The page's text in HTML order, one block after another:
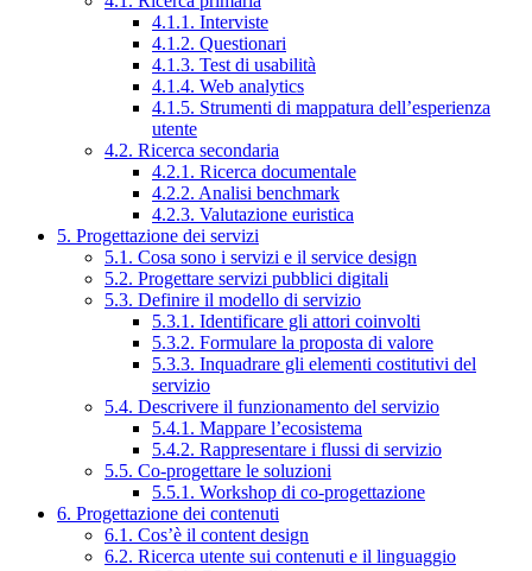
4.1.1. Interviste
4.1.2. Questionari
4.1.3. Test di usabilità
4.1.4. Web analytics
4.1.5. Strumenti di mappatura dell’esperienza
utente
4.2. Ricerca secondaria
4.2.1. Ricerca documentale
4.2.2. Analisi benchmark
4.2.3. Valutazione euristica
5. Progettazione dei servizi
5.1. Cosa sono i servizi e il service design
5.2. Progettare servizi pubblici digitali
5.3. Definire il modello di servizio
5.3.1. Identificare gli attori coinvolti
5.3.2. Formulare la proposta di valore
5.3.3. Inquadrare gli elementi costitutivi del
servizio
5.4. Descrivere il funzionamento del servizio
5.4.1. Mappare l’ecosistema
5.4.2. Rappresentare i flussi di servizio
5.5. Co-progettare le soluzioni
5.5.1. Workshop di co-progettazione
6. Progettazione dei contenuti
6.1. Cos’è il content design
6.2. Ricerca utente sui contenuti e il linguaggio